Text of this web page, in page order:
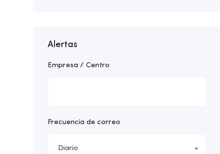
Alertas
Empresa / Centro
Frecuencia de correo
Diario